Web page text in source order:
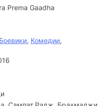
Prema Gaadha
Боевики, Комедии,